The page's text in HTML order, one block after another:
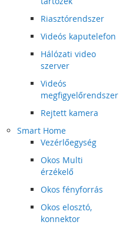
Riasztórendszer
Videós kaputelefon
Hálózati video
szerver
Videós
megfigyelőrendszer
Rejtett kamera
Smart Home
Vezérlőegység
Okos Multi
érzékelő
Okos fényforrás
Okos elosztó,
konnektor